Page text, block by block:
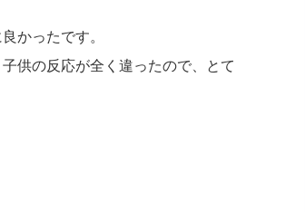
かったです。
供の反応が全く違ったので、とて